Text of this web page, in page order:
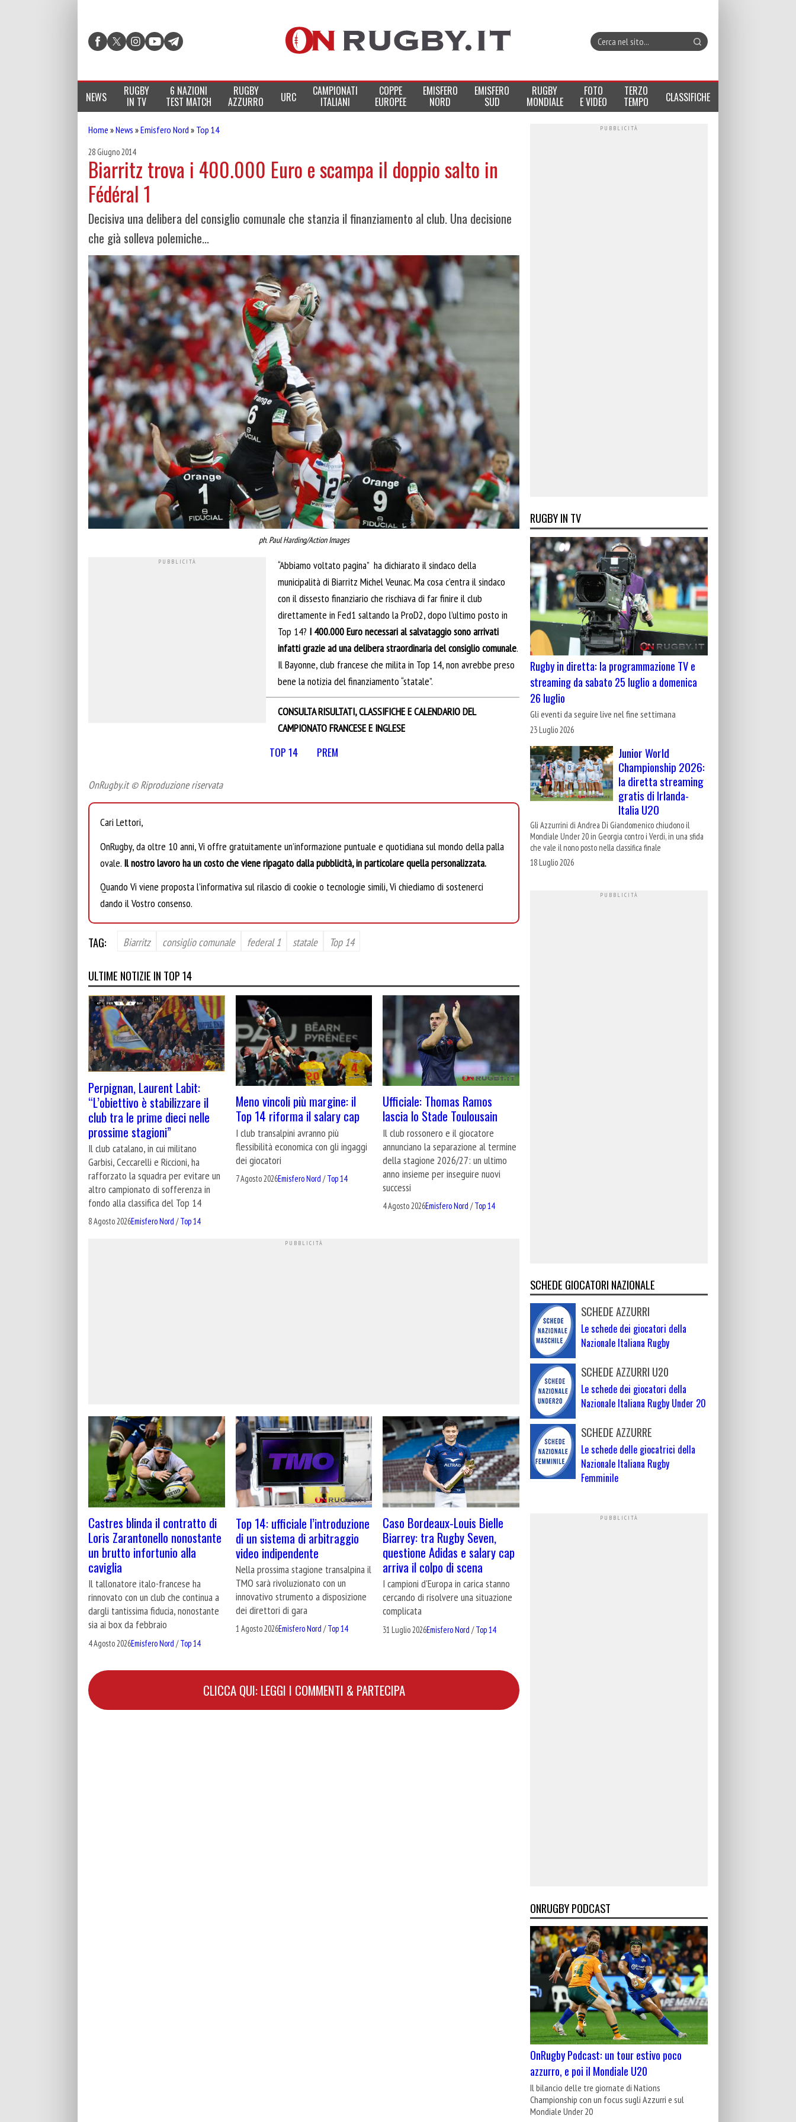
NEWS RUGBY
IN TV
6 NAZIONI
TEST MATCH
RUGBY
AZZURRO URC CAMPIONATI
ITALIANI
COPPE
EUROPEE
EMISFERO
NORD
EMISFERO
SUD
RUGBY
MONDIALE
FOTO
E VIDEO
TERZO
TEMPO CLASSIFICHE
Home »News »Emisfero Nord » Top 14
28 Giugno 2014
Biarritz trova i 400.000 Euro e scampa il doppio salto in
Fédéral 1
Decisiva una delibera del consiglio comunale che stanzia il finanziamento al club. Una decisione
che già solleva polemiche...
ph. Paul Harding/Action Images
“Abbiamo voltato pagina” ha dichiarato il sindaco della
municipalità di Biarritz Michel Veunac. Ma cosa c’entra il sindaco
con il dissesto finanziario che rischiava di far finire il club
direttamente in Fed1 saltando la ProD2, dopo l’ultimo posto in
Top 14? I 400.000 Euro necessari al salvataggio sono arrivati
infatti grazie ad una delibera straordinaria del consiglio comunale.
Il Bayonne, club francese che milita in Top 14, non avrebbe preso
bene la notizia del finanziamento “statale”.
CONSULTA RISULTATI, CLASSIFICHE E CALENDARIO DEL
CAMPIONATO FRANCESE E INGLESE
TOP 14 PREM
OnRugby.it © Riproduzione riservata
Cari Lettori,
OnRugby, da oltre 10 anni, Vi offre gratuitamente un’informazione puntuale e quotidiana sul mondo della palla
ovale. Il nostro lavoro ha un costo che viene ripagato dalla pubblicità, in particolare quella personalizzata.
Quando Vi viene proposta l’informativa sul rilascio di cookie o tecnologie simili, Vi chiediamo di sostenerci
dando il Vostro consenso.
TAG: Biarritz consiglio comunale federal 1 statale Top 14
ULTIME NOTIZIE IN TOP 14
Perpignan, Laurent Labit:
“L’obiettivo è stabilizzare il
club tra le prime dieci nelle
prossime stagioni”
Il club catalano, in cui militano
Garbisi, Ceccarelli e Riccioni, ha
rafforzato la squadra per evitare un
altro campionato di sofferenza in
fondo alla classifica del Top 14
8 Agosto 2026Emisfero Nord /Top 14
Meno vincoli più margine: il
Top 14 riforma il salary cap
I club transalpini avranno più
flessibilità economica con gli ingaggi
dei giocatori
7 Agosto 2026Emisfero Nord /Top 14
Ufficiale: Thomas Ramos
lascia lo Stade Toulousain
Il club rossonero e il giocatore
annunciano la separazione al termine
della stagione 2026/27: un ultimo
anno insieme per inseguire nuovi
successi
4 Agosto 2026Emisfero Nord /Top 14
Castres blinda il contratto di
Loris Zarantonello nonostante
un brutto infortunio alla
caviglia
Il tallonatore italo-francese ha
rinnovato con un club che continua a
dargli tantissima fiducia, nonostante
sia ai box da febbraio
4 Agosto 2026Emisfero Nord /Top 14
Top 14: ufficiale l’introduzione
di un sistema di arbitraggio
video indipendente
Nella prossima stagione transalpina il
TMO sarà rivoluzionato con un
innovativo strumento a disposizione
dei direttori di gara
1 Agosto 2026Emisfero Nord /Top 14
Caso Bordeaux-Louis Bielle
Biarrey: tra Rugby Seven,
questione Adidas e salary cap
arriva il colpo di scena
I campioni d'Europa in carica stanno
cercando di risolvere una situazione
complicata
31 Luglio 2026Emisfero Nord /Top 14
CLICCA QUI: LEGGI I COMMENTI & PARTECIPA
RUGBY IN TV
Rugby in diretta: la programmazione TV e
streaming da sabato 25 luglio a domenica
26 luglio
Gli eventi da seguire live nel fine settimana
23 Luglio 2026
Junior World
Championship 2026:
la diretta streaming
gratis di Irlanda-
Italia U20
Gli Azzurrini di Andrea Di Giandomenico chiudono il
Mondiale Under 20 in Georgia contro i Verdi, in una sfida
che vale il nono posto nella classifica finale
18 Luglio 2026
SCHEDE GIOCATORI NAZIONALE
SCHEDE AZZURRI
Le schede dei giocatori della
Nazionale Italiana Rugby
SCHEDE AZZURRI U20
Le schede dei giocatori della
Nazionale Italiana Rugby Under 20
SCHEDE AZZURRE
Le schede delle giocatrici della
Nazionale Italiana Rugby
Femminile
ONRUGBY PODCAST
OnRugby Podcast: un tour estivo poco
azzurro, e poi il Mondiale U20
Il bilancio delle tre giornate di Nations
Championship con un focus sugli Azzurri e sul
Mondiale Under 20